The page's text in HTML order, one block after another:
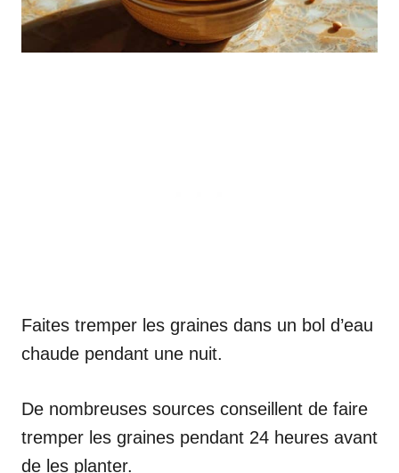
Faites tremper les graines dans un bol d’eau
chaude pendant une nuit.
De nombreuses sources conseillent de faire
tremper les graines pendant 24 heures avant
de les planter.